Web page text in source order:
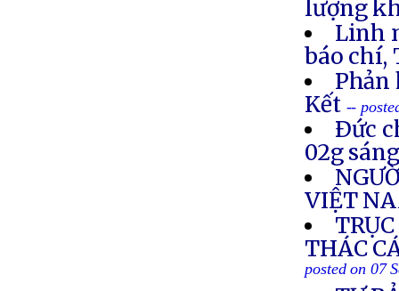
lượng
Linh
báo chí,
Phản
Kết --
Ðức
02g
VIỆT
THÁC
posted on 07